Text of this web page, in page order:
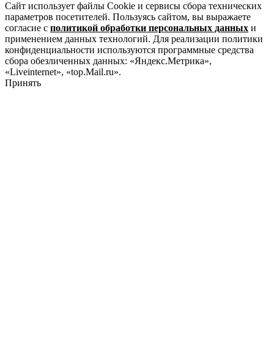
Сайт использует файлы Cookie и сервисы сбора технических
параметров посетителей. Пользуясь сайтом, вы выражаете
согласие с политикой обработки персональных данных и
применением данных технологий. Для реализации политики
конфиденциальности используются программные средства
сбора обезличенных данных: «Яндекс.Метрика»,
«Liveinternet», «top.Mail.ru».
Принять